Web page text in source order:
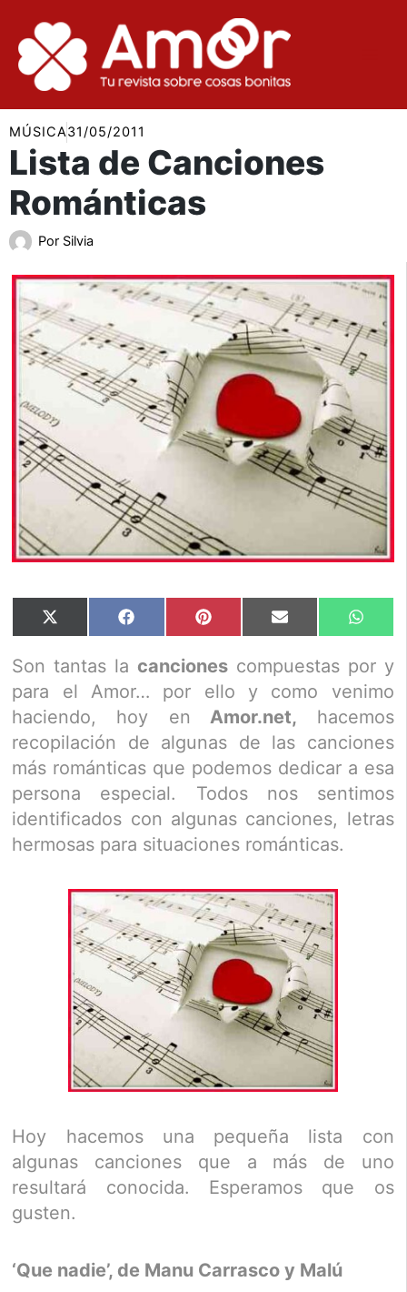
contenido
MÚSICA31/05/2011
Lista de Canciones
Románticas
Por Silvia
Compartir
en
X
(Twitter)
Compartir
en
Facebook Compartir
en
Pinterest Compartir
en
Email
en
Son tantas la canciones compuestas por y
para el Amor… por ello y como venimo
haciendo, hoy en Amor.net, hacemos
recopilación de algunas de las canciones
más románticas que podemos dedicar a esa
persona especial. Todos nos sentimos
identificados con algunas canciones, letras
hermosas para situaciones románticas.
Hoy hacemos una pequeña lista con
algunas canciones que a más de uno
resultará conocida. Esperamos que os
gusten.
‘Que nadie’, de Manu Carrasco y Malú